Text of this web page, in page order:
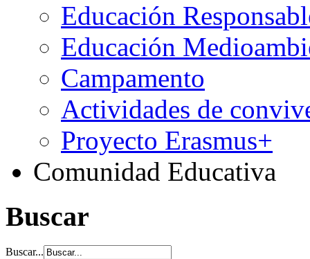
Educación
Educación
Campamento
Actividades de
Proyecto Erasmus+
Comunidad Educativa
Buscar
Buscar...